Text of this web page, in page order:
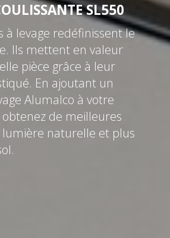
SL550
à levage redéfinissent le
Ils mettent en valeur
pièce grâce à leur
En ajoutant un
Alumalco à votre
obtenez de meilleures
lumière naturelle et plus